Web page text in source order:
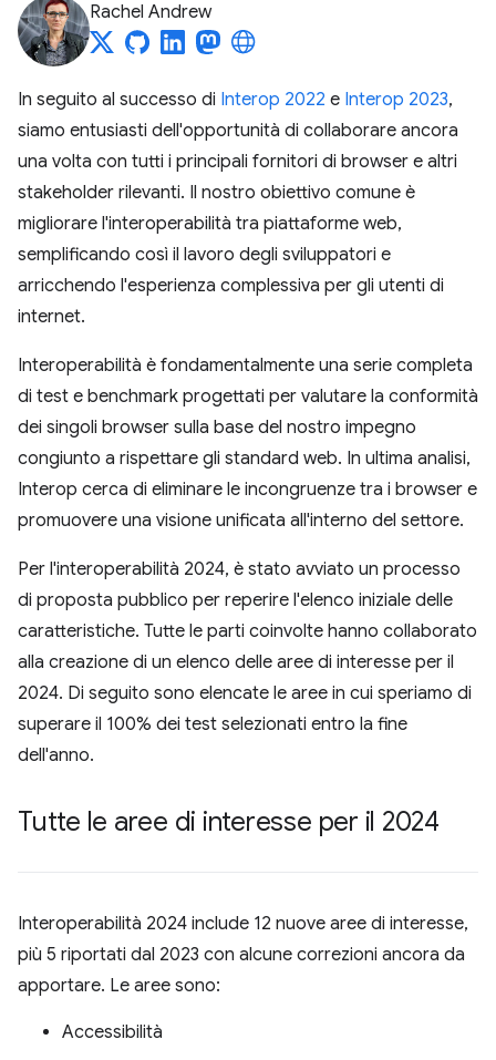
Rachel Andrew
In seguito al successo di Interop 2022 e Interop 2023,
siamo entusiasti dell'opportunità di collaborare ancora
una volta con tutti i principali fornitori di browser e altri
stakeholder rilevanti. Il nostro obiettivo comune è
migliorare l'interoperabilità tra piattaforme web,
semplificando così il lavoro degli sviluppatori e
arricchendo l'esperienza complessiva per gli utenti di
internet.
Interoperabilità è fondamentalmente una serie completa
di test e benchmark progettati per valutare la conformità
dei singoli browser sulla base del nostro impegno
congiunto a rispettare gli standard web. In ultima analisi,
Interop cerca di eliminare le incongruenze tra i browser e
promuovere una visione unificata all'interno del settore.
Per l'interoperabilità 2024, è stato avviato un processo
di proposta pubblico per reperire l'elenco iniziale delle
caratteristiche. Tutte le parti coinvolte hanno collaborato
alla creazione di un elenco delle aree di interesse per il
2024. Di seguito sono elencate le aree in cui speriamo di
superare il 100% dei test selezionati entro la fine
dell'anno.
Tutte le aree di interesse per il 2024
Interoperabilità 2024 include 12 nuove aree di interesse,
più 5 riportati dal 2023 con alcune correzioni ancora da
apportare. Le aree sono:
Accessibilità